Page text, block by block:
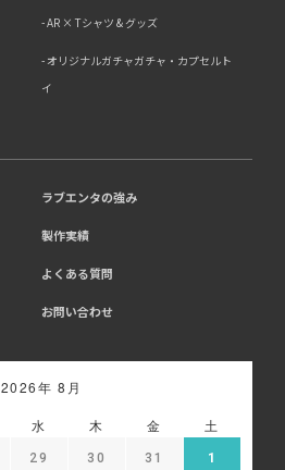
AR × Tシャツ & グッズ
オリジナルガチャガチャ・カプセルト
イ
ラブエンタの強み
製作実績
よくある質問
お問い合わせ
2026年 8月
水 木 金 土
29 30 31 1